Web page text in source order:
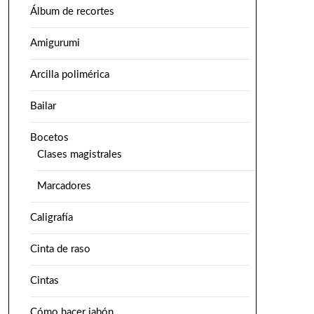
Álbum de recortes
Amigurumi
Arcilla polimérica
Bailar
Bocetos
Clases magistrales
Marcadores
Caligrafía
Cinta de raso
Cintas